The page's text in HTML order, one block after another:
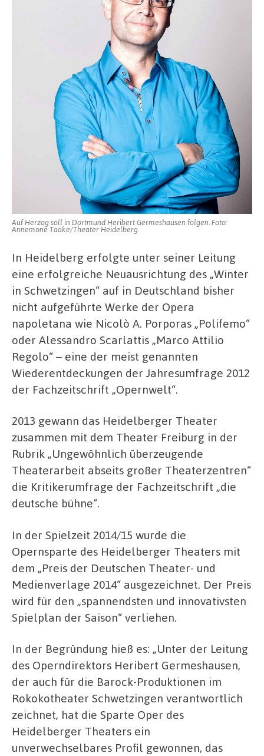
Auf Herzog soll in Dortmund Heribert Germeshausen folgen. Foto:
Annemone Taake/Theater Heidelberg
In Heidelberg erfolgte unter seiner Leitung
eine erfolgreiche Neuausrichtung des „Winter
in Schwetzingen“ auf in Deutschland bisher
nicht aufgeführte Werke der Opera
napoletana wie Nicolò A. Porporas „Polifemo“
oder Alessandro Scarlattis „Marco Attilio
Regolo“ – eine der meist genannten
Wiederentdeckungen der Jahresumfrage 2012
der Fachzeitschrift „Opernwelt“.
2013 gewann das Heidelberger Theater
zusammen mit dem Theater Freiburg in der
Rubrik „Ungewöhnlich überzeugende
Theaterarbeit abseits großer Theaterzentren“
die Kritikerumfrage der Fachzeitschrift „die
deutsche bühne“.
In der Spielzeit 2014/15 wurde die
Opernsparte des Heidelberger Theaters mit
dem „Preis der Deutschen Theater- und
Medienverlage 2014“ ausgezeichnet. Der Preis
wird für den „spannendsten und innovativsten
Spielplan der Saison“ verliehen.
In der Begründung hieß es: „Unter der Leitung
des Operndirektors Heribert Germeshausen,
der auch für die Barock-Produktionen im
Rokokotheater Schwetzingen verantwortlich
zeichnet, hat die Sparte Oper des
Heidelberger Theaters ein
unverwechselbares Profil gewonnen, das